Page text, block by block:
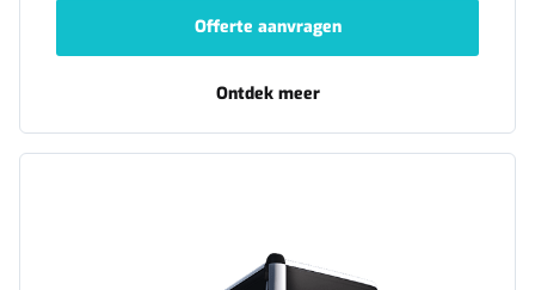
Offerte aanvragen-
Ontdek meer-